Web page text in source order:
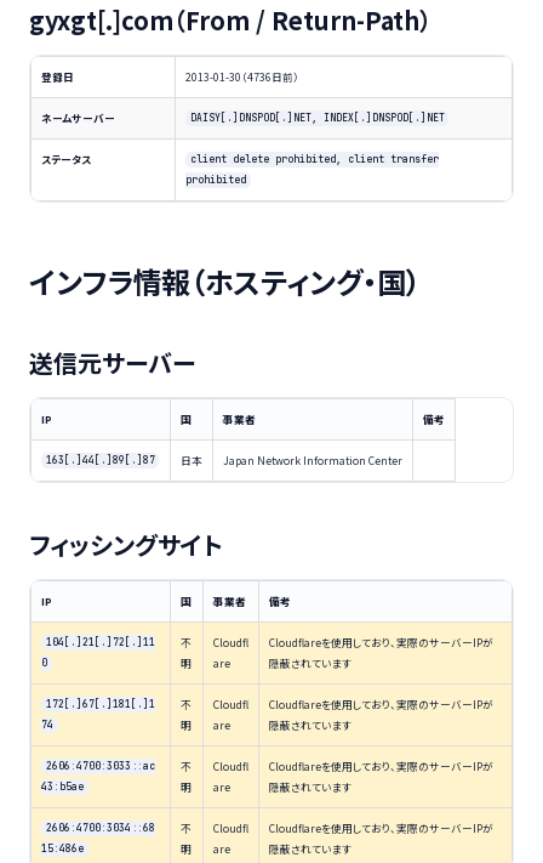
gyxgt[.]com（From / Return-Path）
登録日 2013-01-30（4736日前）
ネームサーバー DAISY[.]DNSPOD[.]NET, INDEX[.]DNSPOD[.]NET
ステータス
client delete prohibited, client transfer
prohibited
インフラ情報（ホスティング・国）
送信元サーバー
IP 国 事業者 備考
163[.]44[.]89[.]87 日本 Japan Network Information Center
フィッシングサイト
IP 国 事業者 備考
104[.]21[.]72[.]11
0
不
明
Cloudfl
are
Cloudflareを使用しており、実際のサーバーIPが
隠蔽されています
172[.]67[.]181[.]1
74
不
明
Cloudfl
are
Cloudflareを使用しており、実際のサーバーIPが
隠蔽されています
2606:4700:3033::ac
43:b5ae
不
明
Cloudfl
are
Cloudflareを使用しており、実際のサーバーIPが
隠蔽されています
2606:4700:3034::68
15:486e
不
明
Cloudfl
are
Cloudflareを使用しており、実際のサーバーIPが
隠蔽されています